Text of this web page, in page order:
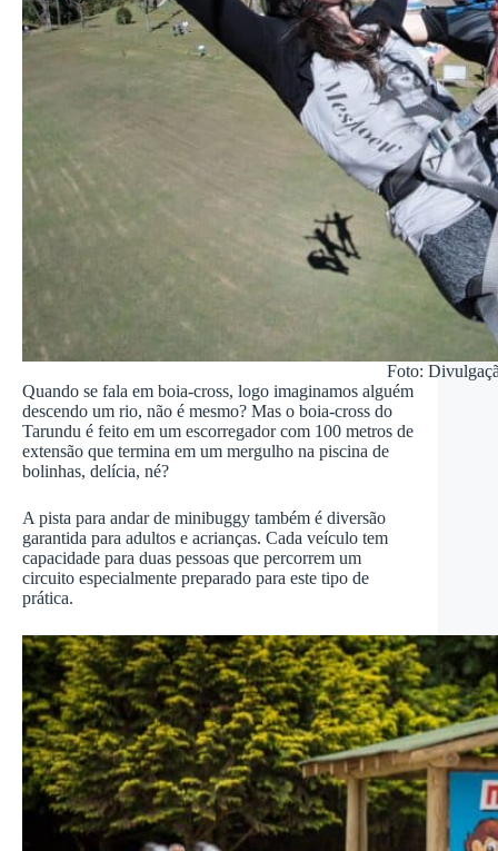
Foto:
Quando se fala em boia-cross, logo imaginamos alguém
descendo um rio, não é mesmo? Mas o boia-cross do
Tarundu é feito em um escorregador com 100 metros de
extensão que termina em um mergulho na piscina de
bolinhas, delícia, né?
A pista para andar de minibuggy também é diversão
garantida para adultos e acrianças. Cada veículo tem
capacidade para duas pessoas que percorrem um
circuito especialmente preparado para este tipo de
prática.